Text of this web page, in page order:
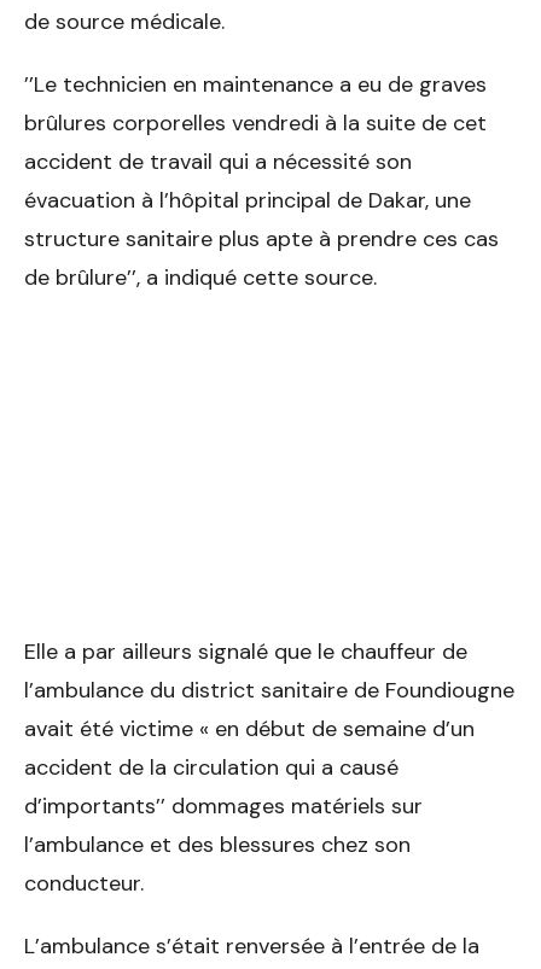
de source médicale.
’’Le technicien en maintenance a eu de graves
brûlures corporelles vendredi à la suite de cet
accident de travail qui a nécessité son
évacuation à l’hôpital principal de Dakar, une
structure sanitaire plus apte à prendre ces cas
de brûlure’’, a indiqué cette source.
Elle a par ailleurs signalé que le chauffeur de
l’ambulance du district sanitaire de Foundiougne
avait été victime « en début de semaine d’un
accident de la circulation qui a causé
d’importants’’ dommages matériels sur
l’ambulance et des blessures chez son
conducteur.
L’ambulance s’était renversée à l’entrée de la